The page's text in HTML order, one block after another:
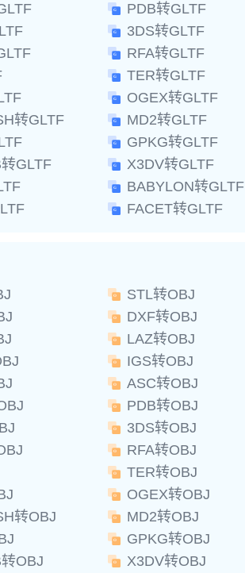
PDB转GLTF
3DS转GLTF
RFA转GLTF
TER转GLTF
OGEX转GLTF
转GLTF MD2转GLTF
GPKG转GLTF
GLTF X3DV转GLTF
BABYLON转GLTF
FACET转GLTF
STL转OBJ
DXF转OBJ
LAZ转OBJ
IGS转OBJ
ASC转OBJ
PDB转OBJ
3DS转OBJ
RFA转OBJ
TER转OBJ
OGEX转OBJ
转OBJ MD2转OBJ
GPKG转OBJ
OBJ X3DV转OBJ